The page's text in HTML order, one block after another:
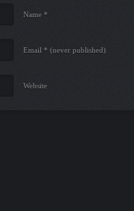
Name *
Email * (never published)
Website